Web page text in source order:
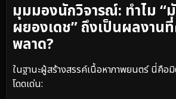
มุมมองนักวิจารณ์: ทำไม “
ผยองเดช” ถึงเป็นผลงาน
พลาด?
ในฐานะผู้สร้างสรรค์เนื้อหาภาพยนตร์ นี่คือ
โดดเด่น: